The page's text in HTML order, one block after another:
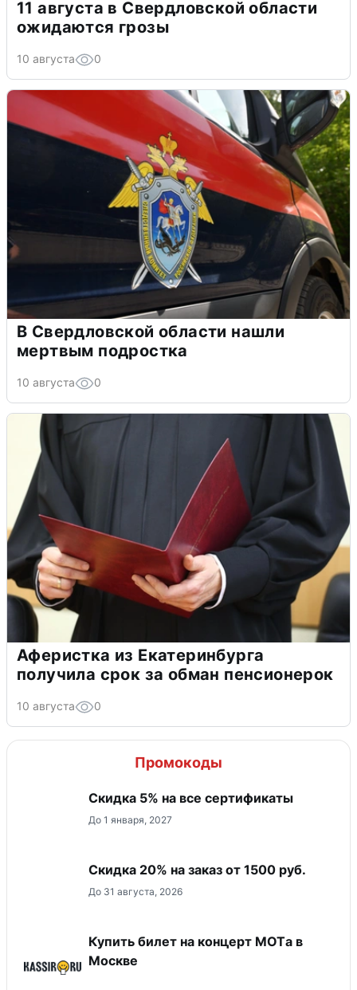
11 августа в Свердловской области
ожидаются грозы
10 августа 0
В Свердловской области нашли
мертвым подростка
10 августа 0
Аферистка из Екатеринбурга
получила срок за обман пенсионерок
10 августа 0
Промокоды
Скидка 5% на все сертификаты
До 1 января, 2027
Скидка 20% на заказ от 1500 руб.
До 31 августа, 2026
Купить билет на концерт MOTа в
Москве